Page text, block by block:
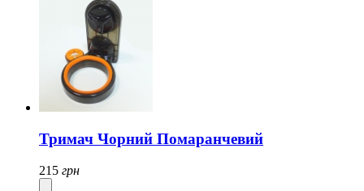
Тримач Чорний Помаранчевий
215 грн